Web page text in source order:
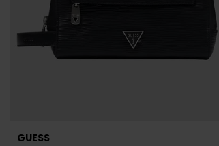
GUESS